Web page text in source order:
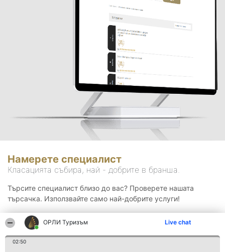
ОРЛИ Туризъм Live chat
02:50
Намерете специалист
Класацията събира, най - добрите в бранша.
Търсите специалист близо до вас? Проверете нашата
търсачка. Използвайте само най-добрите услуги!